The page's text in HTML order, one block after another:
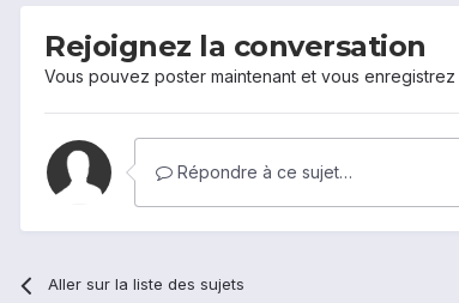
Rejoignez la conversation
Vous pouvez poster maintenant et vous
Répondre à ce sujet…
Aller sur la liste des sujets